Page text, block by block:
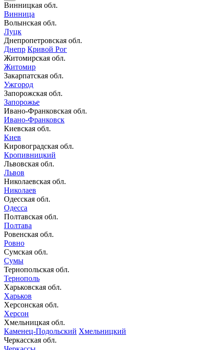
Винницкая обл.
Винница
Волынская обл.
Луцк
Днепропетровская обл.
Днепр Кривой Рог
Житомирская обл.
Житомир
Закарпатская обл.
Ужгород
Запорожская обл.
Запорожье
Ивано-Франковская обл.
Ивано-Франковск
Киевская обл.
Киев
Кировоградская обл.
Кропивницкий
Львовская обл.
Львов
Николаевская обл.
Николаев
Одесская обл.
Одесса
Полтавская обл.
Полтава
Ровенская обл.
Ровно
Сумская обл.
Сумы
Тернопольская обл.
Тернополь
Харьковская обл.
Харьков
Херсонская обл.
Херсон
Хмельницкая обл.
Каменец-Подольский Хмельницкий
Черкасская обл.